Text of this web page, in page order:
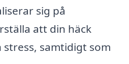
sig på
att din häck
samtidigt som